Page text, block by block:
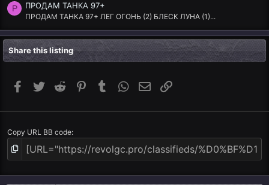
P ПРОДАМ ТАНКА 97+
ПРОДАМ ТАНКА 97+ ЛЕГ ОГОНЬ (2) БЛЕСК ЛУНА (1)...
Share this listing
Facebook
TwitterReddit PinterestTumblr WhatsApp
Email Link
Copy URL BB code